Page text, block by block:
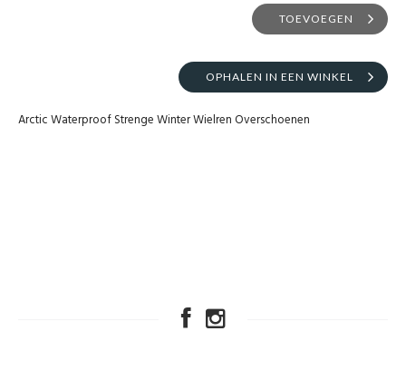
TOEVOEGEN
OPHALEN IN EEN WINKEL
Arctic Waterproof Strenge Winter Wielren Overschoenen